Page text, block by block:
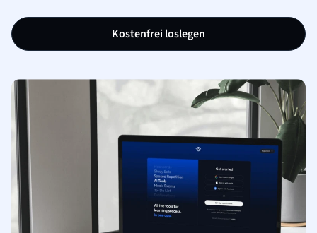
Kostenfrei loslegen